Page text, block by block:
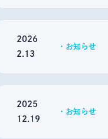
2026
2.13
お知らせ
2025
12.19
お知らせ